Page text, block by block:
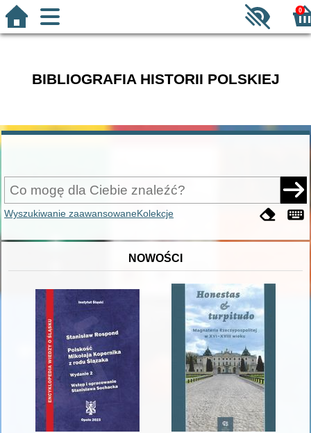
0
BIBLIOGRAFIA HISTORII POLSKIEJ
Wyszukiwanie zaawansowaneKolekcje
NOWOŚCI